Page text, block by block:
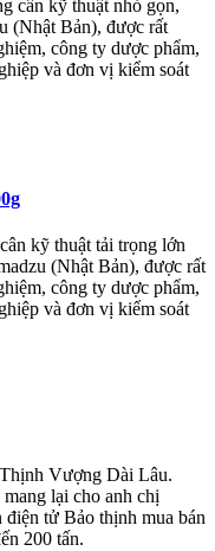
cân kỹ thuật nhỏ gọn,
(Nhật Bản), được rất
công ty dược phẩm,
và đơn vị kiểm soát
kỹ thuật tải trọng lớn
(Nhật Bản), được rất
công ty dược phẩm,
và đơn vị kiểm soát
Vượng Dài Lâu.
lại cho anh chị
tử Bảo thịnh mua bán
200 tấn.